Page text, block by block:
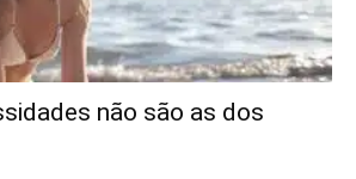
não são as dos